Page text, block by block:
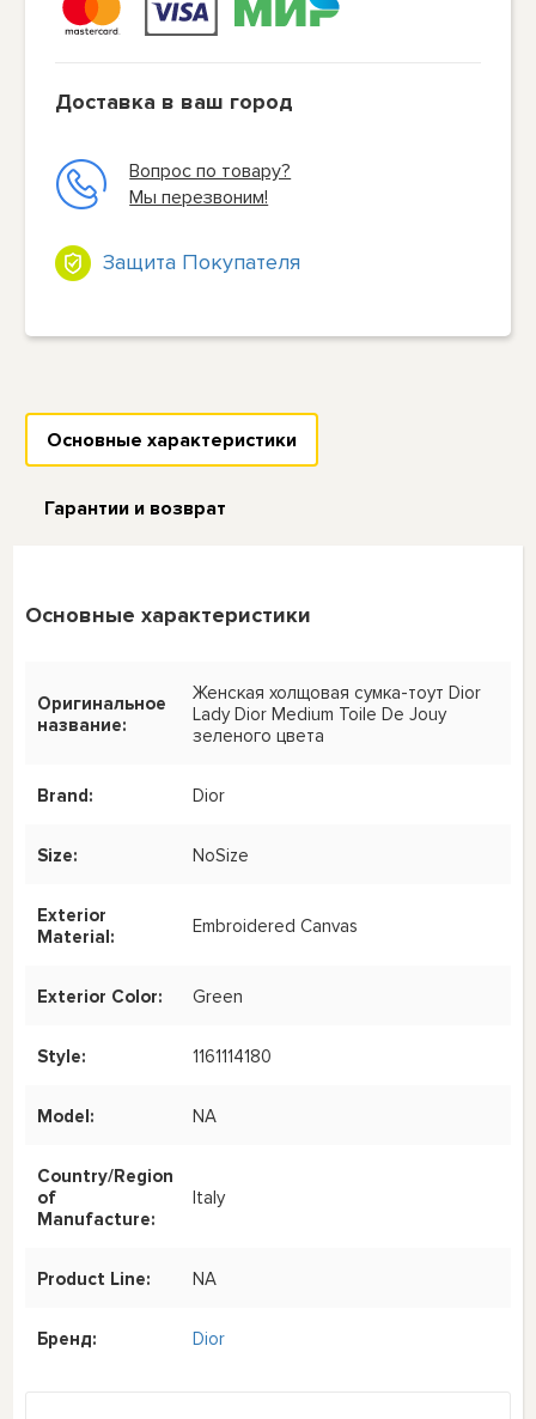
Доставка в ваш город
Вопрос по товару?
Мы перезвоним!
Защита Покупателя
Основные характеристики
Гарантии и возврат
Основные характеристики
Оригинальное
название:
Женская холщовая сумка-тоут Dior
Lady Dior Medium Toile De Jouy
зеленого цвета
Brand: Dior
Size: NoSize
Exterior
Material:
Embroidered Canvas
Exterior Color: Green
Style: 1161114180
Model: NA
Country/Region
of
Manufacture:
Italy
Product Line: NA
Бренд: Dior